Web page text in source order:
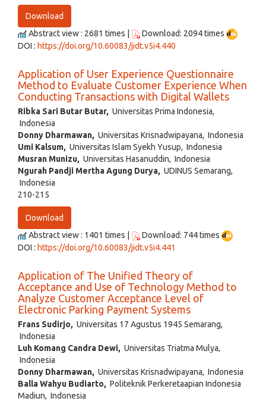
Download
Abstract view : 2681 times |
Download: 2094 times
DOI : https://doi.org/10.60083/jidt.v5i4.440
Application of User Experience Questionnaire
Method to Evaluate Customer Experience When
Conducting Transactions with Digital Wallets
Ribka Sari Butar Butar, Universitas Prima Indonesia,
Indonesia
Donny Dharmawan, Universitas Krisnadwipayana, Indonesia
Umi Kalsum, Universitas Islam Syekh Yusup, Indonesia
Musran Munizu, Universitas Hasanuddin, Indonesia
Ngurah Pandji Mertha Agung Durya, UDINUS Semarang,
Indonesia
210-215
Download
Abstract view : 1401 times |
Download: 744 times
DOI : https://doi.org/10.60083/jidt.v5i4.441
Application of The Unified Theory of
Acceptance and Use of Technology Method to
Analyze Customer Acceptance Level of
Electronic Parking Payment Systems
Frans Sudirjo, Universitas 17 Agustus 1945 Semarang,
Indonesia
Luh Komang Candra Dewi, Universitas Triatma Mulya,
Indonesia
Donny Dharmawan, Universitas Krisnadwipayana, Indonesia
Balla Wahyu Budiarto, Politeknik Perkeretaapian Indonesia
Madiun, Indonesia